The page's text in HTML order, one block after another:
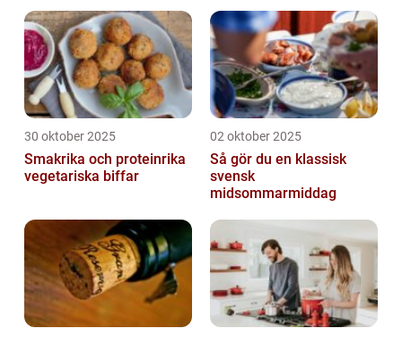
30 oktober 2025
Smakrika och proteinrika
vegetariska biffar
02 oktober 2025
Så gör du en klassisk
svensk
midsommarmiddag